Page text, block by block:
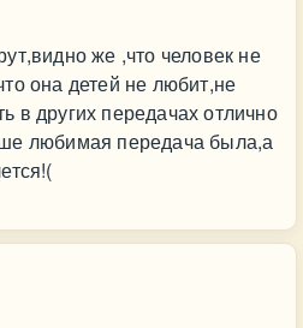
же ,что человек не
она детей не любит,не
в других передачах отлично
любимая передача была,а